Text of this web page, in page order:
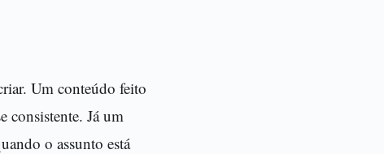
Um conteúdo feito
consistente. Já um
o assunto está